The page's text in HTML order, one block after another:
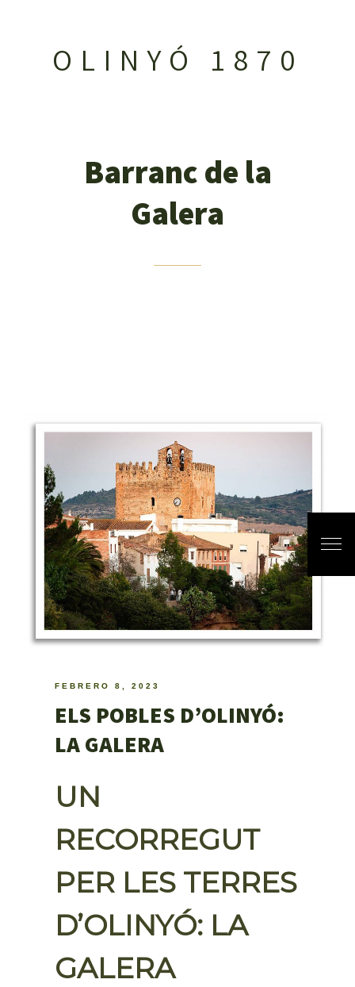
OLINYÓ 1870
Barranc de la
Galera
FEBRERO 8, 2023
ELS POBLES D’OLINYÓ:
LA GALERA
UN
RECORREGUT
PER LES TERRES
D’OLINYÓ: LA
GALERA